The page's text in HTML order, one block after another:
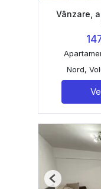
Vânzare,
Nord,
Previous